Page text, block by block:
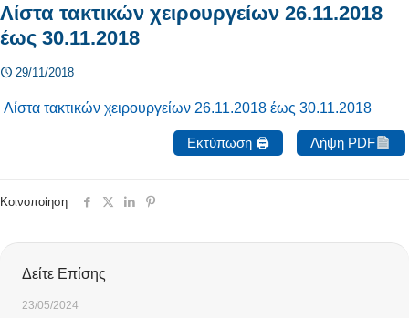
Λίστα τακτικών χειρουργείων 26.11.2018
έως 30.11.2018
29/11/2018
Λίστα τακτικών χειρουργείων 26.11.2018 έως 30.11.2018
Εκτύπωση 🖨 Λήψη PDF
Κοινοποίηση
Δείτε Επίσης
23/05/2024